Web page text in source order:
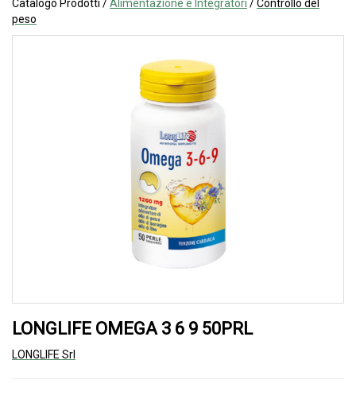
Catalogo Prodotti /Alimentazione e Integratori /Controllo del
peso
LONGLIFE OMEGA 3 6 9 50PRL
LONGLIFE Srl